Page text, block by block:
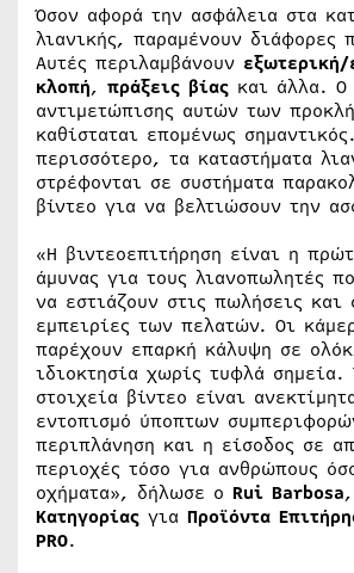
Όσον αφορά την ασφάλεια στα
λιανικής, παραμένουν διάφορες
Αυτές περιλαμβάνουν
κλοπή, πράξεις βίας και άλλα. Ο
αντιμετώπισης αυτών των
καθίσταται επομένως
περισσότερο, τα καταστήματα
στρέφονται σε συστήματα
βίντεο για να βελτιώσουν την
«Η βιντεοεπιτήρηση είναι η
άμυνας για τους λιανοπωλητές
να εστιάζουν στις πωλήσεις και
εμπειρίες των πελατών. Οι
παρέχουν επαρκή κάλυψη σε
ιδιοκτησία χωρίς τυφλά σημεία.
στοιχεία βίντεο είναι
εντοπισμό ύποπτων
περιπλάνηση και η είσοδος σε
περιοχές τόσο για ανθρώπους
οχήματα», δήλωσε ο Rui Barbosa,
Κατηγορίας για Προϊόντα
PRO.